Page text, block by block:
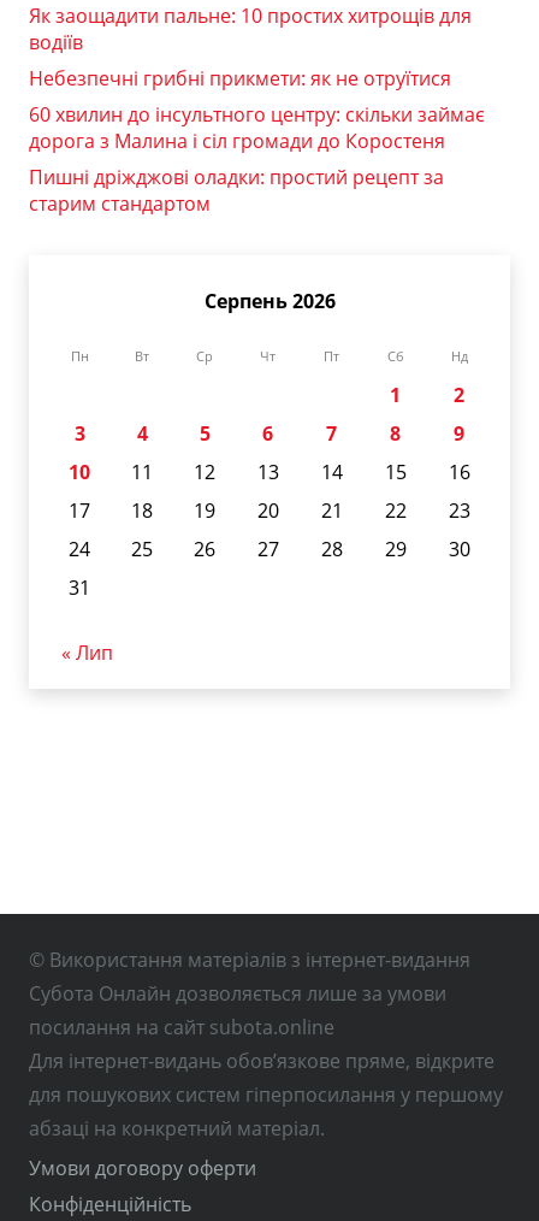
Як заощадити пальне: 10 простих хитрощів для
водіїв
Небезпечні грибні прикмети: як не отруїтися
60 хвилин до інсультного центру: скільки займає
дорога з Малина і сіл громади до Коростеня
Пишні дріжджові оладки: простий рецепт за
старим стандартом
Серпень 2026
Пн Вт Ср Чт Пт Сб Нд
1
2
3
4 5 6 7 8
9
10
11 12 13 14 15
16
17
18 19 20 21 22
23
24
25 26 27 28 29
30
31
« Лип
© Використання матеріалів з інтернет-видання
Субота Онлайн дозволяється лише за умови
посилання на сайт subota.online
Для інтернет-видань обов’язкове пряме, відкрите
для пошукових систем гіперпосилання у першому
абзаці на конкретний матеріал.
Умови договору оферти
Конфіденційність